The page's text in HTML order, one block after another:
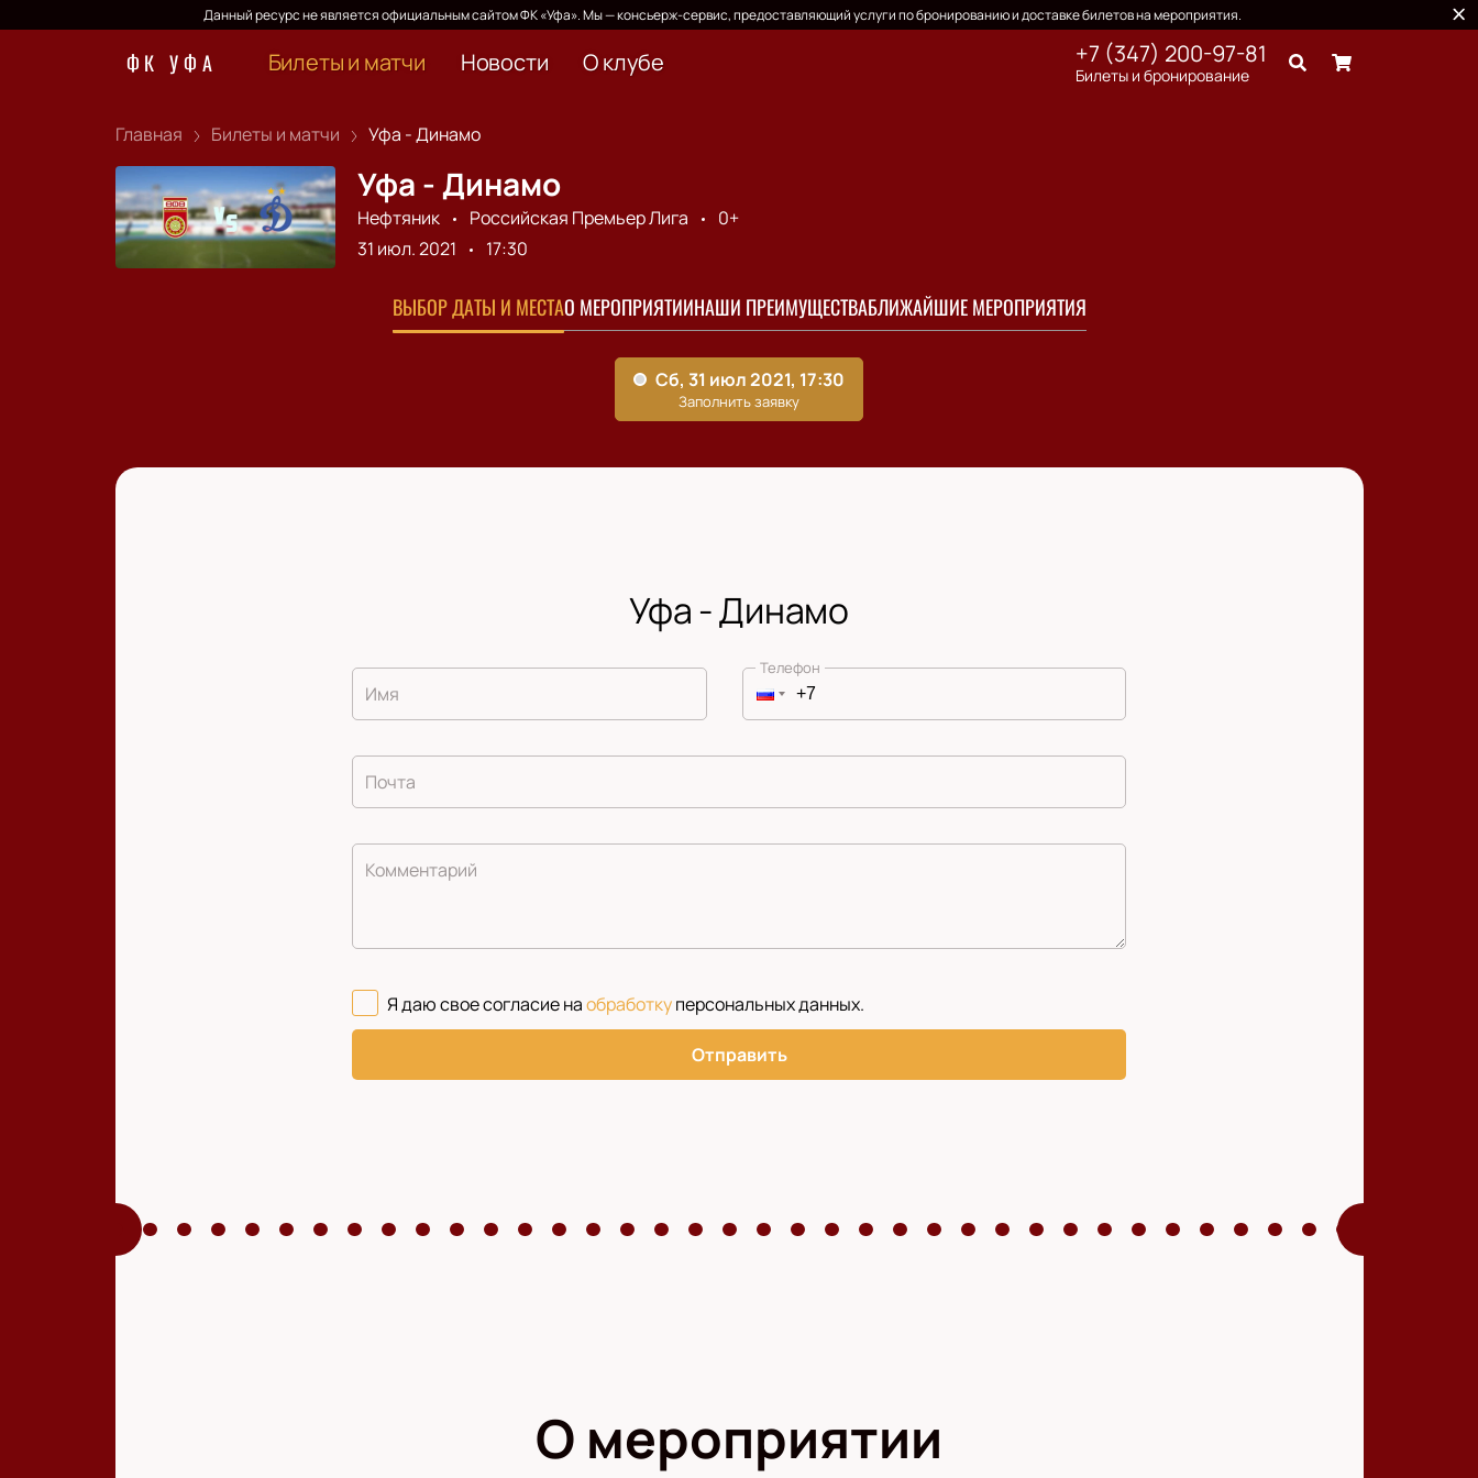
Данный ресурс не является официальным сайтом ФК «Уфа». Мы — консьерж-сервис, предоставляющий услуги по бронированию и доставке билетов на мероприятия.
ФК УФА Билеты и матчи Новости О клубе +7 (347) 200-97-81
Билеты и бронирование
Главная Билеты и матчи Уфа - Динамо
Уфа - Динамо
Нефтяник Российская Премьер Лига
0+
31 июл. 2021
17:30
ВЫБОР ДАТЫ И МЕСТАО МЕРОПРИЯТИИНАШИ ПРЕИМУЩЕСТВАБЛИЖАЙШИЕ МЕРОПРИЯТИЯ
Уфа - Динамо
Имя
Телефон
Почта
Комментарий
Я даю свое согласие наобработкуперсональных данных.
Отправить
О мероприятии